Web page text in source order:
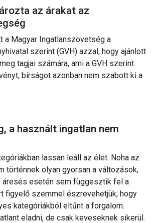
az árakat az
a Magyar Ingatlanszövetség a
szerint (GVH) azzal, hogy ajánlott
tagjai számára, ami a GVH szerint
bírságot azonban nem szabott ki a
a használt ingatlan nem
lassan leáll az élet. Noha az
történnek olyan gyorsan a változások,
áresés esetén sem függesztik fel a
figyelő szemmel észrevehetjük, hogy
kategóriákból eltűnt a forgalom.
eladni, de csak keveseknek sikerül.